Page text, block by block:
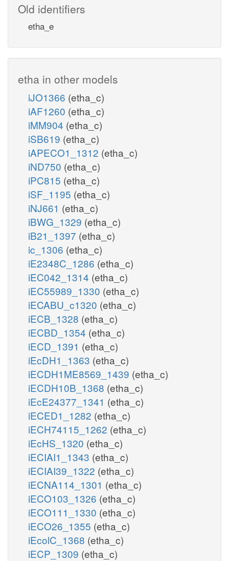
Old identifiers
etha_e
etha in other models
iJO1366 (etha_c)
iAF1260 (etha_c)
iMM904 (etha_c)
iSB619 (etha_c)
iAPECO1_1312 (etha_c)
iND750 (etha_c)
iPC815 (etha_c)
iSF_1195 (etha_c)
iNJ661 (etha_c)
iBWG_1329 (etha_c)
iB21_1397 (etha_c)
ic_1306 (etha_c)
iE2348C_1286 (etha_c)
iEC042_1314 (etha_c)
iEC55989_1330 (etha_c)
iECABU_c1320 (etha_c)
iECB_1328 (etha_c)
iECBD_1354 (etha_c)
iECD_1391 (etha_c)
iEcDH1_1363 (etha_c)
iECDH1ME8569_1439 (etha_c)
iECDH10B_1368 (etha_c)
iEcE24377_1341 (etha_c)
iECED1_1282 (etha_c)
iECH74115_1262 (etha_c)
iEcHS_1320 (etha_c)
iECIAI1_1343 (etha_c)
iECIAI39_1322 (etha_c)
iECNA114_1301 (etha_c)
iECO103_1326 (etha_c)
iECO111_1330 (etha_c)
iECO26_1355 (etha_c)
iEcolC_1368 (etha_c)
iECP_1309 (etha_c)